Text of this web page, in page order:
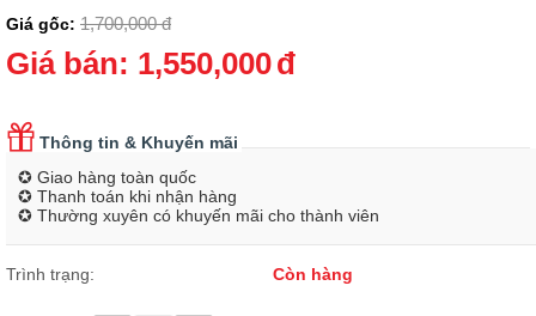
Giá gốc: 1,700,000 đ
Giá bán: 1,550,000đ
Thông tin & Khuyến mãi
✪ Giao hàng toàn quốc
✪ Thanh toán khi nhận hàng
✪ Thường xuyên có khuyến mãi cho thành viên
Trình trạng: Còn hàng